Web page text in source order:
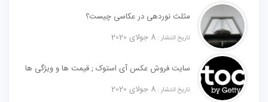
مثلث نوردهی در عکاسی چیست؟
تاریخ انتشار : 8 جولای 2020
سایت فروش عکس آی استوک ; قیمت ها و ویژگی ها
تاریخ انتشار : 8 جولای 2020